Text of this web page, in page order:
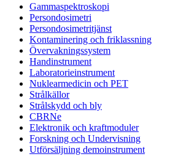
Gammaspektroskopi
Persondosimetri
Persondosimetritjänst
Kontaminering och friklassning
Övervakningssystem
Handinstrument
Laboratorieinstrument
Nuklearmedicin och PET
Strålkällor
Strålskydd och bly
CBRNe
Elektronik och kraftmoduler
Forskning och Undervisning
Utförsäljning demoinstrument